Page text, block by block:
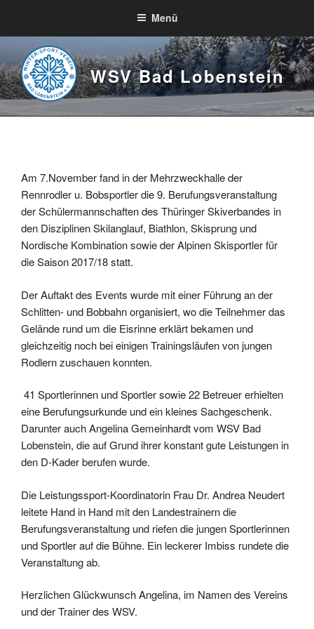
springen
WSV Bad Lobenstein
Menü
Am 7.November fand in der Mehrzweckhalle der
Rennrodler u. Bobsportler die 9. Berufungsveranstaltung
der Schülermannschaften des Thüringer Skiverbandes in
den Disziplinen Skilanglauf, Biathlon, Skisprung und
Nordische Kombination sowie der Alpinen Skisportler für
die Saison 2017/18 statt.
Der Auftakt des Events wurde mit einer Führung an der
Schlitten- und Bobbahn organisiert, wo die Teilnehmer das
Gelände rund um die Eisrinne erklärt bekamen und
gleichzeitig noch bei einigen Trainingsläufen von jungen
Rodlern zuschauen konnten.
41 Sportlerinnen und Sportler sowie 22 Betreuer erhielten
eine Berufungsurkunde und ein kleines Sachgeschenk.
Darunter auch Angelina Gemeinhardt vom WSV Bad
Lobenstein, die auf Grund ihrer konstant gute Leistungen in
den D-Kader berufen wurde.
Die Leistungssport-Koordinatorin Frau Dr. Andrea Neudert
leitete Hand in Hand mit den Landestrainern die
Berufungsveranstaltung und riefen die jungen Sportlerinnen
und Sportler auf die Bühne. Ein leckerer Imbiss rundete die
Veranstaltung ab.
Herzlichen Glückwunsch Angelina, im Namen des Vereins
und der Trainer des WSV.